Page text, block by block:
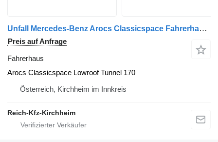
Unfall Mercedes-Benz Arocs Classicspace Fahrerhaus für Mercedes-Benz Arocs 4151 LKW
Preis auf Anfrage
Fahrerhaus
Arocs Classicspace Lowroof Tunnel 170
Österreich, Kirchheim im Innkreis
Reich-Kfz-Kirchheim